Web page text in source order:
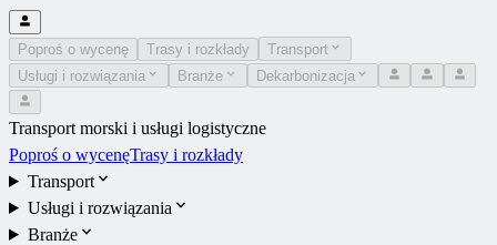
Poproś o wycenę Trasy i rozkłady
Transport
Usługi i rozwiązania
Branże Dekarbonizacja
Transport morski i usługi logistyczne
Poproś o wycenęTrasy i rozkłady
Transport
Usługi i rozwiązania
Branże